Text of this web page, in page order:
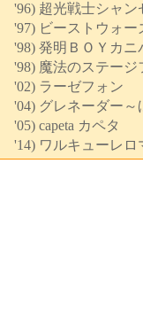
'96) 超光戦士シャン
'97) ビーストウォー
'98) 発明ＢＯＹカニ
'98) 魔法のステー
'02) ラーゼフォン
'04) グレネーダー
'05) capeta カペタ
'14) ワルキューレロ